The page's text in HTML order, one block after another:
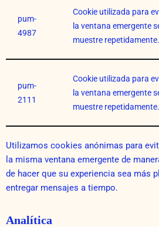
pum-
4987
Cookie utilizada para
la ventana emergente
muestre repetidamente.
pum-
2111
Cookie utilizada para
la ventana emergente
muestre repetidamente.
Utilizamos cookies anónimas para
la misma ventana emergente de
de hacer que su experiencia sea más
entregar mensajes a tiempo.
Analítica